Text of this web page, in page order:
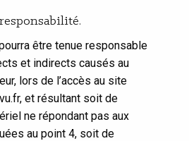
être tenue responsable
et indirects causés au
lors de l’accès au site
et résultant soit de
ne répondant pas aux
au point 4, soit de